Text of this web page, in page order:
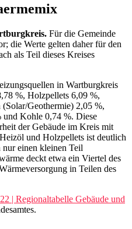
Für die Gemeinde
die Werte gelten daher für den
als Teil dieses Kreises
in Wartburgkreis
%, Holzpellets 6,09 %,
Geothermie) 2,05 %,
und Kohle 0,74 %. Diese
der Gebäude im Kreis mit
und Holzpellets ist deutlich
nur einen kleinen Teil
deckt etwa ein Viertel des
in Teilen des
| Regionaltabelle Gebäude und